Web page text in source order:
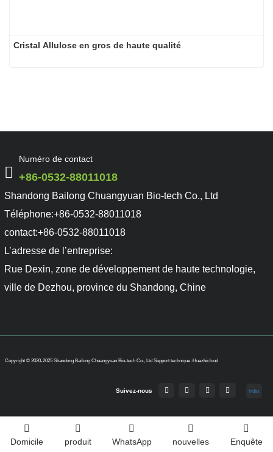
Cristal Allulose en gros de haute qualité
Numéro de contact
+86-0532-88011018
Shandong Bailong Chuangyuan Bio-tech Co., Ltd
Téléphone:+86-0532-88011018
contact:+86-0532-88011018
L’adresse de l’entreprise:
Rue Dexin, zone de développement de haute technologie,
ville de Dezhou, province du Shandong, Chine
Copyright © 2020-2025 Shandong Bailong Chuangyuan Bio-tech Co., Ltd Support technique :Huazhicloud
Suivez-nous Index
Domicile produit WhatsApp nouvelles Enquête